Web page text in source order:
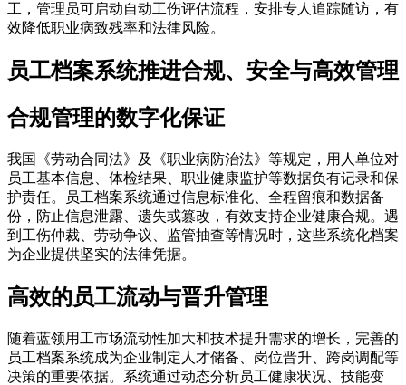
工，管理员可启动自动工伤评估流程，安排专人追踪随访，有
效降低职业病致残率和法律风险。
员工档案系统推进合规、安全与高效管理
合规管理的数字化保证
我国《劳动合同法》及《职业病防治法》等规定，用人单位对
员工基本信息、体检结果、职业健康监护等数据负有记录和保
护责任。员工档案系统通过信息标准化、全程留痕和数据备
份，防止信息泄露、遗失或篡改，有效支持企业健康合规。遇
到工伤仲裁、劳动争议、监管抽查等情况时，这些系统化档案
为企业提供坚实的法律凭据。
高效的员工流动与晋升管理
随着蓝领用工市场流动性加大和技术提升需求的增长，完善的
员工档案系统成为企业制定人才储备、岗位晋升、跨岗调配等
决策的重要依据。系统通过动态分析员工健康状况、技能变